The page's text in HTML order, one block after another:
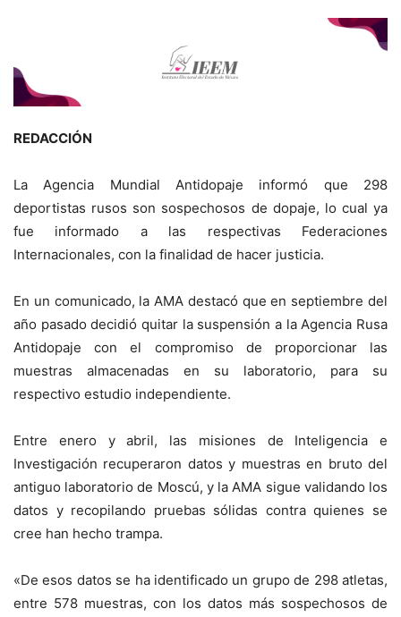
REDACCIÓN
La Agencia Mundial Antidopaje informó que 298
deportistas rusos son sospechosos de dopaje, lo cual ya
fue informado a las respectivas Federaciones
Internacionales, con la finalidad de hacer justicia.
En un comunicado, la AMA destacó que en septiembre del
año pasado decidió quitar la suspensión a la Agencia Rusa
Antidopaje con el compromiso de proporcionar las
muestras almacenadas en su laboratorio, para su
respectivo estudio independiente.
Entre enero y abril, las misiones de Inteligencia e
Investigación recuperaron datos y muestras en bruto del
antiguo laboratorio de Moscú, y la AMA sigue validando los
datos y recopilando pruebas sólidas contra quienes se
cree han hecho trampa.
«De esos datos se ha identificado un grupo de 298 atletas,
entre 578 muestras, con los datos más sospechosos de